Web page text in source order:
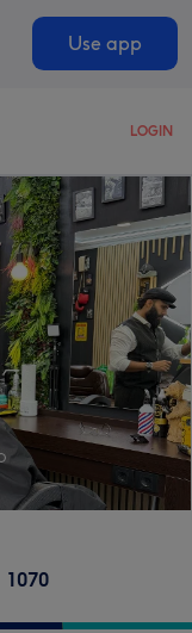
Use app
LOGIN
1070